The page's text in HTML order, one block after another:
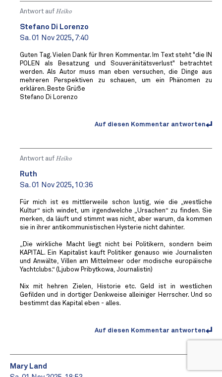
Antwort auf Heiko
Stefano Di Lorenzo
Sa. 01 Nov 2025, 7:40
Guten Tag. Vielen Dank für Ihren Kommentar. Im Text steht "die IN
POLEN als Besatzung und Souveränitätsverlust" betrachtet
werden. Als Autor muss man eben versuchen, die Dinge aus
mehreren Perspektiven zu schauen, um ein Phänomen zu
erklären. Beste Grüße
Stefano Di Lorenzo
Auf diesen Kommentar antworten
Antwort auf Heiko
Ruth
Sa. 01 Nov 2025, 10:36
Für mich ist es mittlerweile schon lustig, wie die „westliche
Kultur“ sich windet, um irgendwelche „Ursachen“ zu finden. Sie
merken, da läuft und stimmt was nicht, aber warum, da kommen
sie in ihrer antikommunistischen Hysterie nicht dahinter.
„Die wirkliche Macht liegt nicht bei Politikern, sondern beim
KAPITAL. Ein Kapitalist kauft Politiker genauso wie Journalisten
und Anwälte, Villen am Mittelmeer oder modische europäische
Yachtclubs.“ (Ljubow Pribytkowa, Journalistin)
Nix mit hehren Zielen, Historie etc. Geld ist in westlichen
Gefilden und in dortiger Denkweise alleiniger Herrscher. Und so
bestimmt das Kapital eben - alles.
Auf diesen Kommentar antworten
Mary Land